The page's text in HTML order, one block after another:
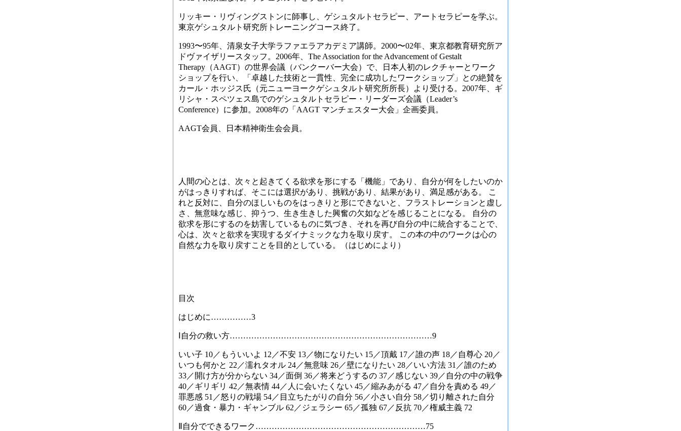
リッキー・リヴィングストンに師事し、ゲシュタルトセラピー、アートセラピーを学ぶ。
東京ゲシュタルト研究所トレーニングコース終了。
1993〜95年、清泉女子大学ラファエラアカデミア講師。2000〜02年、東京都教育研究所ア
ドヴァイザリースタッフ。2006年、The Association for the Advancement of Gestalt
Therapy（AAGT）の世界会議（バンクーバー大会）で、日本人初のレクチャーとワーク
ショップを行い、「卓越した技術と一貫性、完全に成功したワークショップ」との絶賛を
カール・ホッジス氏（元ニューヨークゲシュタルト研究所所長）より受ける。2007年、ギ
リシャ・スペツェス島でのゲシュタルトセラピー・リーダーズ会議（Leader’s
Conference）に参加。2008年の「AAGT マンチェスター大会」企画委員。
AAGT会員、日本精神衛生会会員。
人間の心とは、次々と起きてくる欲求を形にする「機能」であり、自分が何をしたいのか
がはっきりすれば、そこには選択があり、挑戦があり、結果があり、満足感がある。 こ
れと反対に、自分のほしいものをはっきりと形にできないと、フラストレーションと虚し
さ、無意味な感じ、抑うつ、生き生きした興奮の欠如などを感じることになる。 自分の
欲求を形にするのを妨害しているものに気づき、それを再び自分の中に統合することで、
心は、次々と欲求を実現するダイナミックな力を取り戻す。 この本の中のワークは心の
自然な力を取り戻すことを目的としている。（はじめにより）
目次
はじめに……………3
Ⅰ自分の救い方…………………………………………………………………9
いい子 10／もういいよ 12／不安 13／物になりたい 15／頂戴 17／誰の声 18／自尊心 20／
いつも何かと 22／濡れタオル 24／無意味 26／壁になりたい 28／いい方法 31／誰のため
33／開け方が分からない 34／面倒 36／将来どうするの 37／感じない 39／自分の中の戦争
40／ギリギリ 42／無表情 44／人に会いたくない 45／縮みあがる 47／自分を責める 49／
罪悪感 51／怒りの戦場 54／目立ちたがりの自分 56／小さい自分 58／切り離された自分
60／過食・暴力・ギャンブル 62／ジェラシー 65／孤独 67／反抗 70／権威主義 72
Ⅱ自分でできるワーク………………………………………………………75